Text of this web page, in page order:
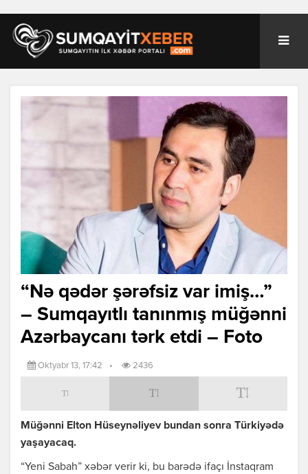
“Nə qədər şərəfsiz var imiş…”
– Sumqayıtlı tanınmış müğənni
Azərbaycanı tərk etdi – Foto
Oktyabr 13, 17:42 • 2436
Müğənni Elton Hüseynəliyev bundan sonra Türkiyədə
yaşayacaq.
“Yeni Sabah” xəbər verir ki, bu barədə ifaçı İnstaqram